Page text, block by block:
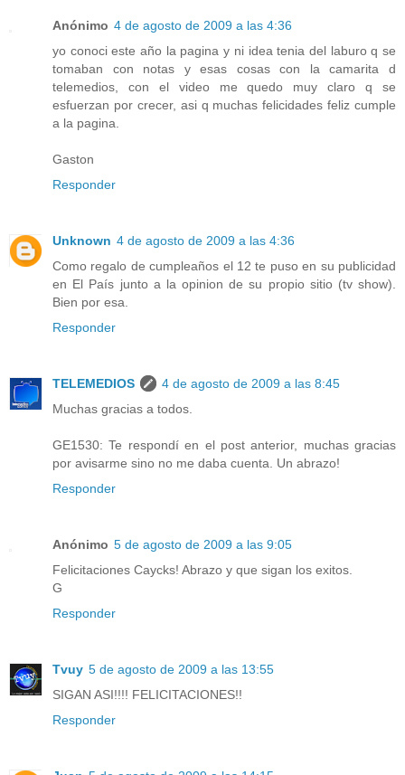
Anónimo 4 de agosto de 2009 a las 4:36
yo conoci este año la pagina y ni idea tenia del laburo q se
tomaban con notas y esas cosas con la camarita d
telemedios, con el video me quedo muy claro q se
esfuerzan por crecer, asi q muchas felicidades feliz cumple
a la pagina.
Gaston
Responder
Unknown 4 de agosto de 2009 a las 4:36
Como regalo de cumpleaños el 12 te puso en su publicidad
en El País junto a la opinion de su propio sitio (tv show).
Bien por esa.
Responder
TELEMEDIOS
4 de agosto de 2009 a las 8:45
Muchas gracias a todos.
GE1530: Te respondí en el post anterior, muchas gracias
por avisarme sino no me daba cuenta. Un abrazo!
Responder
Anónimo 5 de agosto de 2009 a las 9:05
Felicitaciones Caycks! Abrazo y que sigan los exitos.
G
Responder
Tvuy 5 de agosto de 2009 a las 13:55
SIGAN ASI!!!! FELICITACIONES!!
Responder